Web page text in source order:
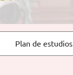
Plan de estudios